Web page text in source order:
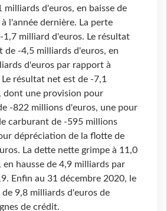
milliards d'euros, en baisse de
l'année dernière. La perte
1,7 milliard d'euros. Le résultat
de -4,5 milliards d'euros, en
d'euros par rapport à
Le résultat net est de -7,1
dont une provision pour
-822 millions d'euros, une pour
carburant de -595 millions
dépréciation de la flotte de
La dette nette grimpe à 11,0
hausse de 4,9 milliards par
Enfin au 31 décembre 2020, le
9,8 milliards d'euros de
de crédit.